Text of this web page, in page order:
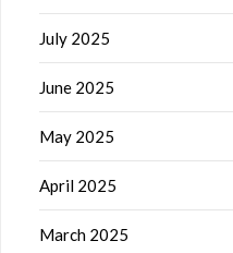
July 2025
June 2025
May 2025
April 2025
March 2025